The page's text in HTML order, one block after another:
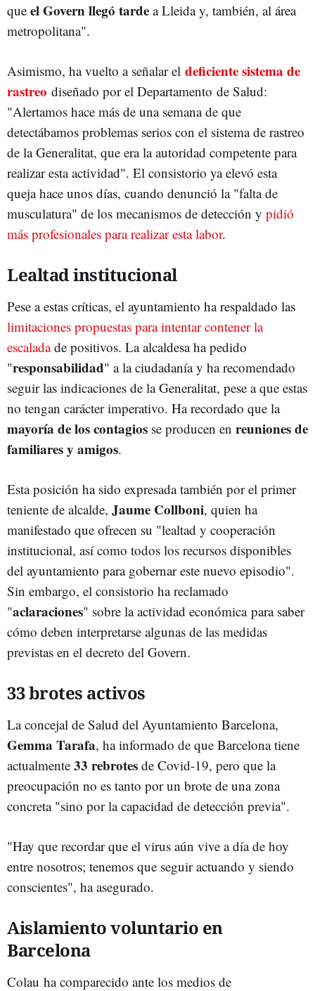
que el Govern llegó tarde a Lleida y, también, al área
metropolitana".
Asimismo, ha vuelto a señalar el deficiente sistema de
rastreo diseñado por el Departamento de Salud:
"Alertamos hace más de una semana de que
detectábamos problemas serios con el sistema de rastreo
de la Generalitat, que era la autoridad competente para
realizar esta actividad". El consistorio ya elevó esta
queja hace unos días, cuando denunció la "falta de
musculatura" de los mecanismos de detección y pidió
más profesionales para realizar esta labor.
Lealtad institucional
Pese a estas críticas, el ayuntamiento ha respaldado las
limitaciones propuestas para intentar contener la
escaladade positivos. La alcaldesa ha pedido
"responsabilidad" a la ciudadanía y ha recomendado
seguir las indicaciones de la Generalitat, pese a que estas
no tengan carácter imperativo. Ha recordado que la
mayoría de los contagios se producen en reuniones de
familiares y amigos.
Esta posición ha sido expresada también por el primer
teniente de alcalde, Jaume Collboni, quien ha
manifestado que ofrecen su "lealtad y cooperación
institucional, así como todos los recursos disponibles
del ayuntamiento para gobernar este nuevo episodio".
Sin embargo, el consistorio ha reclamado
"aclaraciones" sobre la actividad económica para saber
cómo deben interpretarse algunas de las medidas
previstas en el decreto del Govern.
33 brotes activos
La concejal de Salud del Ayuntamiento Barcelona,
Gemma Tarafa, ha informado de que Barcelona tiene
actualmente 33 rebrotes de Covid-19, pero que la
preocupación no es tanto por un brote de una zona
concreta "sino por la capacidad de detección previa".
"Hay que recordar que el virus aún vive a día de hoy
entre nosotros; tenemos que seguir actuando y siendo
conscientes", ha asegurado.
Aislamiento voluntario en
Barcelona
Colau ha comparecido ante los medios de